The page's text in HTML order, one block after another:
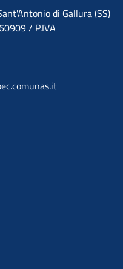
di Gallura (SS)
/ P.IVA